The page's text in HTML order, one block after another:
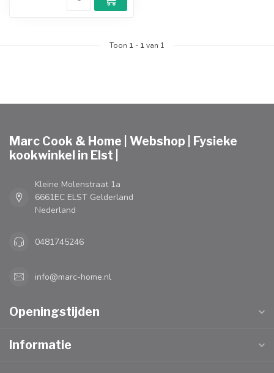
Toon 1 - 1van 1
Marc Cook & Home | Webshop | Fysieke
kookwinkel in Elst |
Kleine Molenstraat 1a
6661EC ELST Gelderland
Nederland
0481745246
info@marc-home.nl
Openingstijden
Informatie